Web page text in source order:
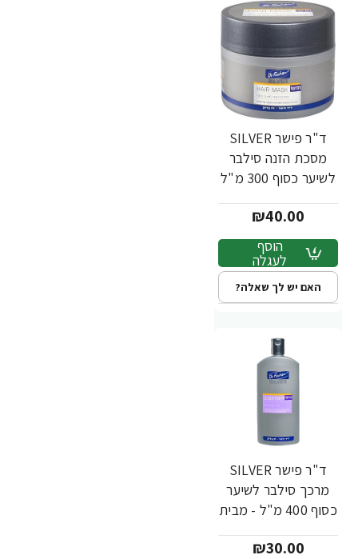
ד"ר פישר SILVER
מסכת הזנה סילבר
לשיער כסוף 300 מ"ל
₪40.00
הוסף
לעגלה
האם יש לך שאלה?
ד"ר פישר SILVER
מרכך סילבר לשיער
כסוף 400 מ"ל - מבית
₪30.00